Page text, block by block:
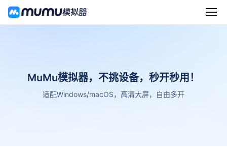
MuMu模拟器，不挑设备，秒开秒用！
适配Windows/macOS，高清大屏，自由多开